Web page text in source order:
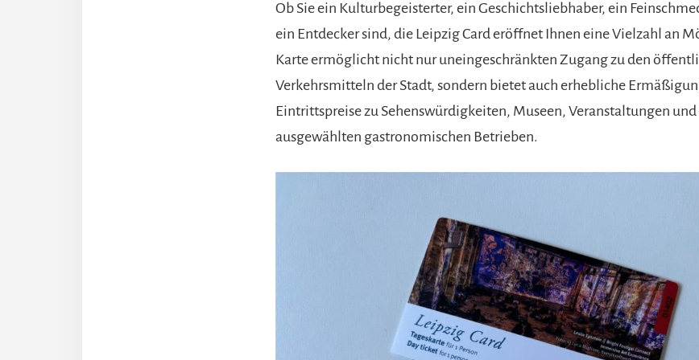
Ob Sie ein Kulturbegeisterter, ein Geschichtsliebhaber, ein
ein Entdecker sind, die Leipzig Card eröffnet Ihnen eine Vielzahl an
Karte ermöglicht nicht nur uneingeschränkten Zugang zu den
Verkehrsmitteln der Stadt, sondern bietet auch erhebliche
Eintrittspreise zu Sehenswürdigkeiten, Museen, Veranstaltungen und
ausgewählten gastronomischen Betrieben.